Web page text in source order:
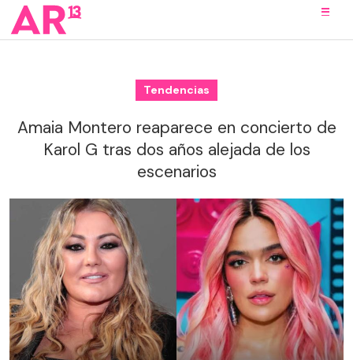
Tendencias
Amaia Montero reaparece en concierto de
Karol G tras dos años alejada de los
escenarios